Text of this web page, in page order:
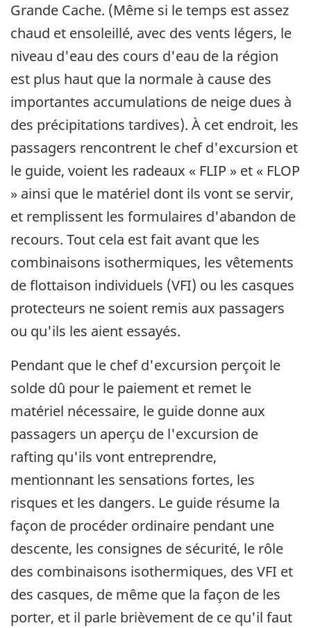
Grande Cache. (Même si le temps est assez
chaud et ensoleillé, avec des vents légers, le
niveau d'eau des cours d'eau de la région
est plus haut que la normale à cause des
importantes accumulations de neige dues à
des précipitations tardives). À cet endroit, les
passagers rencontrent le chef d'excursion et
le guide, voient les radeaux « FLIP » et « FLOP
» ainsi que le matériel dont ils vont se servir,
et remplissent les formulaires d'abandon de
recours. Tout cela est fait avant que les
combinaisons isothermiques, les vêtements
de flottaison individuels (VFI) ou les casques
protecteurs ne soient remis aux passagers
ou qu'ils les aient essayés.
Pendant que le chef d'excursion perçoit le
solde dû pour le paiement et remet le
matériel nécessaire, le guide donne aux
passagers un aperçu de l'excursion de
rafting qu'ils vont entreprendre,
mentionnant les sensations fortes, les
risques et les dangers. Le guide résume la
façon de procéder ordinaire pendant une
descente, les consignes de sécurité, le rôle
des combinaisons isothermiques, des VFI et
des casques, de même que la façon de les
porter, et il parle brièvement de ce qu'il faut